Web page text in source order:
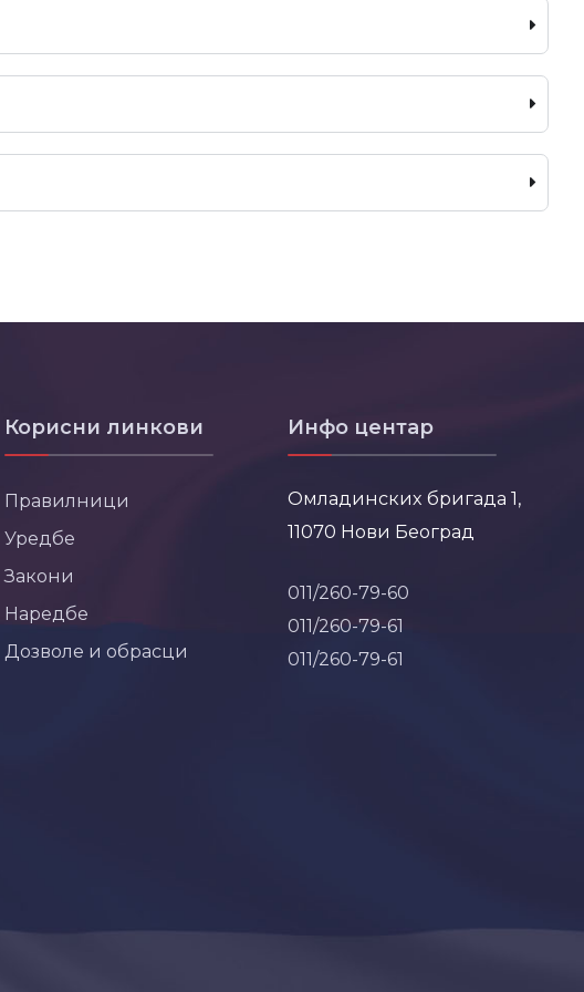
Корисни линкови
Правилници
Уредбе
Закони
Наредбе
Дозволе и обрасци
Инфо центар
Омладинских бригада 1,
11070 Нови Београд
011/260-79-60
011/260-79-61
011/260-79-61